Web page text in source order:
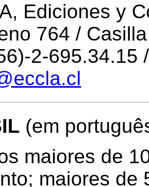
Ediciones y
764 /
2-695.34.15
(em
maiores de
maiores de